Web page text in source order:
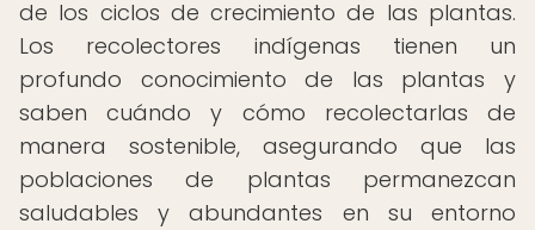
de los ciclos de crecimiento de las plantas.
Los recolectores indígenas tienen un
profundo conocimiento de las plantas y
saben cuándo y cómo recolectarlas de
manera sostenible, asegurando que las
poblaciones de plantas permanezcan
saludables y abundantes en su entorno